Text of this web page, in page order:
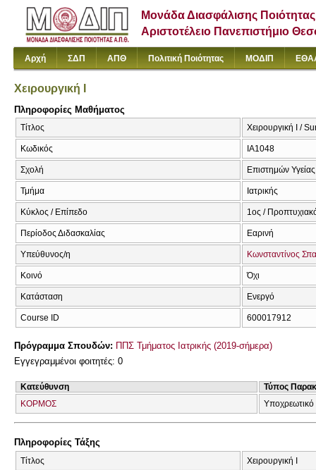
Μονάδα Διασφάλισης Ποιότητας
Αριστοτέλειο Πανεπιστήμιο
Αρχή ΣΔΠ ΑΠΘ Πολιτική Ποιότητας ΜΟΔΙΠ
Χειρουργική I
Πληροφορίες Μαθήματος
Τίτλος Χειρουργική I /
Κωδικός ΙΑ1048
Σχολή Επιστημών Υγείας
Τμήμα Ιατρικής
Κύκλος / Επίπεδο 1ος /
Περίοδος Διδασκαλίας Εαρινή
Υπεύθυνος/η Κωνσταντίνος
Κοινό Όχι
Κατάσταση Ενεργό
Course ID 600017912
Πρόγραμμα Σπουδών: ΠΠΣ Τμήματος Ιατρικής (2019-σήμερα)
Εγγεγραμμένοι φοιτητές: 0
Κατεύθυνση
Τύπος
ΚΟΡΜΟΣ
Υποχρεωτικό
Πληροφορίες Τάξης
Τίτλος Χειρουργική I